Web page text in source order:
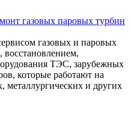
газовых паровых турбин
газовых и паровых
ТЭС, зарубежных
которые работают на
металлургических и других